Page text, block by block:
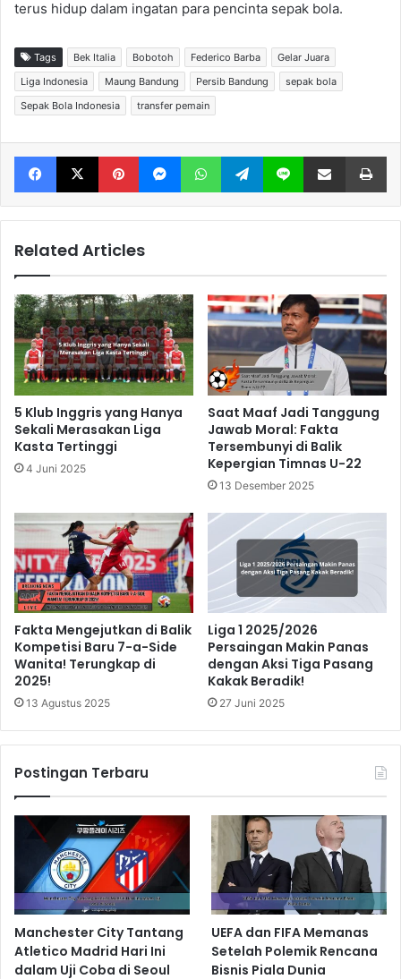
terus hidup dalam ingatan para pencinta sepak bola.
Tags Bek Italia Bobotoh Federico Barba
Gelar Juara
Liga Indonesia
Maung Bandung Persib Bandung
sepak bola
Sepak Bola Indonesia
transfer pemain
Facebook X Pinterest Messenger WhatsApp Telegram Line Share via Email
Related Articles
5 Klub Inggris yang Hanya
Sekali Merasakan Liga
Kasta Tertinggi
4 Juni 2025
Saat Maaf Jadi Tanggung
Jawab Moral: Fakta
Tersembunyi di Balik
Kepergian Timnas U-22
13 Desember 2025
Fakta Mengejutkan di Balik
Kompetisi Baru 7-a-Side
Wanita! Terungkap di
2025!
13 Agustus 2025
Liga 1 2025/2026
Persaingan Makin Panas
dengan Aksi Tiga Pasang
Kakak Beradik!
27 Juni 2025
Postingan Terbaru
Manchester City Tantang
Atletico Madrid Hari Ini
dalam Uji Coba di Seoul
UEFA dan FIFA Memanas
Setelah Polemik Rencana
Bisnis Piala Dunia